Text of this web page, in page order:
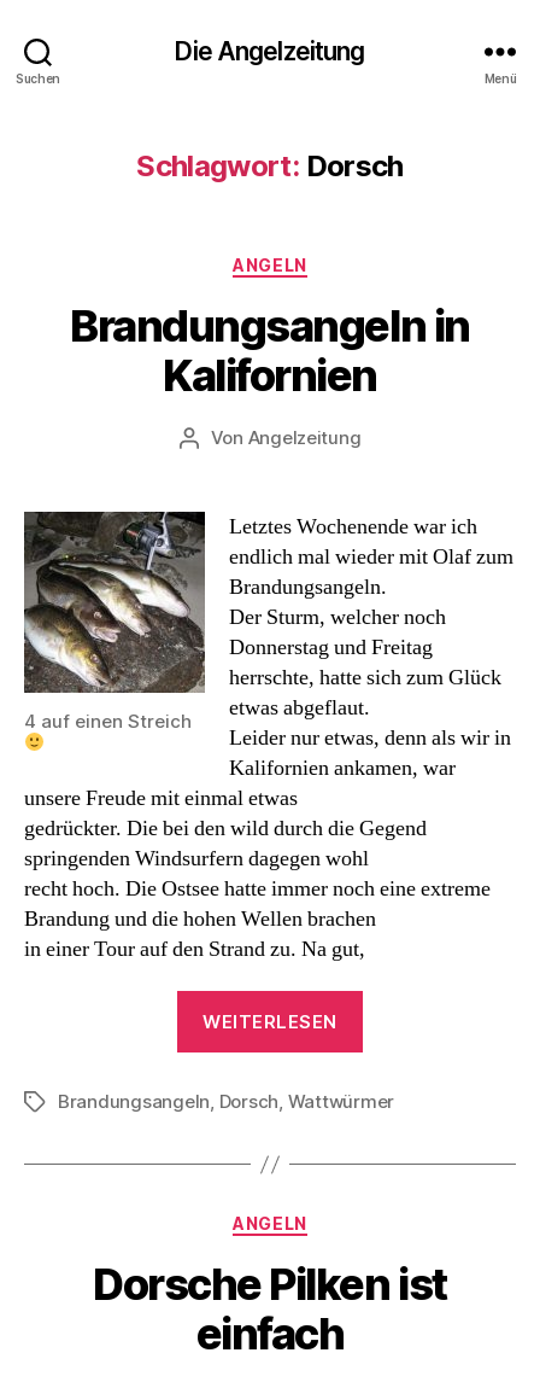
Suchen
Die Angelzeitung
Menü
Schlagwort: Dorsch
Kategorien
ANGELN
Brandungsangeln in
Kalifornien
Beitragsautor
Von Angelzeitung
4 auf einen Streich
Letztes Wochenende war ich
endlich mal wieder mit Olaf zum
Brandungsangeln.
Der Sturm, welcher noch
Donnerstag und Freitag
herrschte, hatte sich zum Glück
etwas abgeflaut.
Leider nur etwas, denn als wir in
Kalifornien ankamen, war
unsere Freude mit einmal etwas
gedrückter. Die bei den wild durch die Gegend
springenden Windsurfern dagegen wohl
recht hoch. Die Ostsee hatte immer noch eine extreme
Brandung und die hohen Wellen brachen
in einer Tour auf den Strand zu. Na gut,
WEITERLESEN
Schlagwörter
Brandungsangeln, Dorsch, Wattwürmer
Kategorien
ANGELN
Dorsche Pilken ist
einfach